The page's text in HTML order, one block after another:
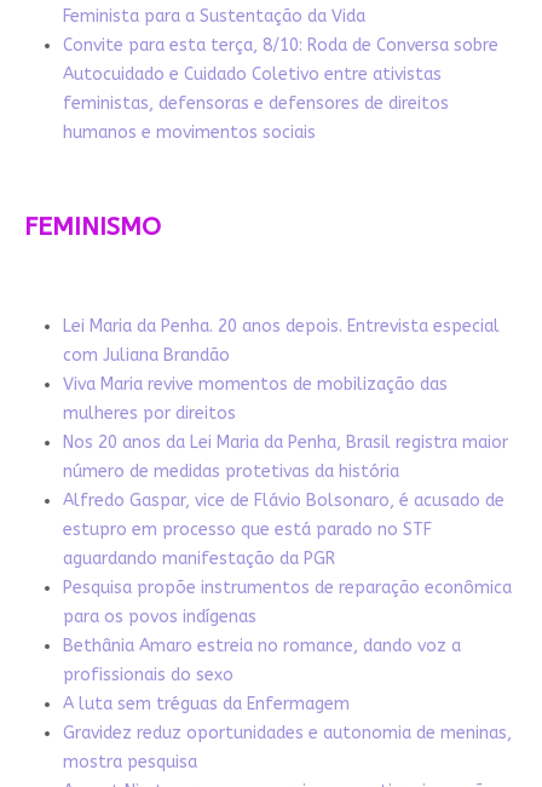
Feminista para a Sustentação da Vida
Convite para esta terça, 8/10: Roda de Conversa sobre
Autocuidado e Cuidado Coletivo entre ativistas
feministas, defensoras e defensores de direitos
humanos e movimentos sociais
FEMINISMO
Lei Maria da Penha. 20 anos depois. Entrevista especial
com Juliana Brandão
Viva Maria revive momentos de mobilização das
mulheres por direitos
Nos 20 anos da Lei Maria da Penha, Brasil registra maior
número de medidas protetivas da história
Alfredo Gaspar, vice de Flávio Bolsonaro, é acusado de
estupro em processo que está parado no STF
aguardando manifestação da PGR
Pesquisa propõe instrumentos de reparação econômica
para os povos indígenas
Bethânia Amaro estreia no romance, dando voz a
profissionais do sexo
A luta sem tréguas da Enfermagem
Gravidez reduz oportunidades e autonomia de meninas,
mostra pesquisa